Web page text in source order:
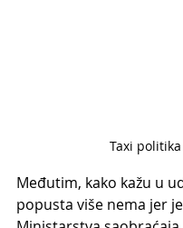
Taxi politika
Međutim, kako kažu u
popusta više nema jer